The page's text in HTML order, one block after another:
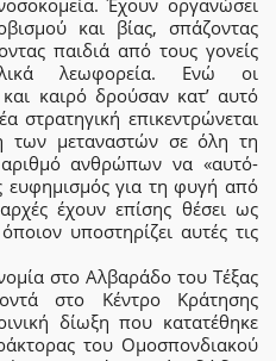
Έχουν οργανώσει
και βίας, σπάζοντας
παιδιά από τους γονείς
λεωφορεία. Ενώ οι
καιρό δρούσαν κατ’ αυτό
επικεντρώνεται
των μεταναστών σε όλη τη
ανθρώπων να «αυτό-
ευφημισμός για τη φυγή από
έχουν επίσης θέσει ως
υποστηρίζει αυτές τις
στο Αλβαράδο του Τέξας
στο Κέντρο Κράτησης
δίωξη που κατατέθηκε
του Ομοσπονδιακού